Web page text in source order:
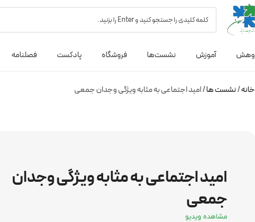
آموزش نشست‌ها فروشگاه پادکست فصلنامه
خانه نشست ها امید اجتماعی به مثابه ویژگی وجدان جمعی
امید اجتماعی به مثابه ویژگی وجدان
جمعی
مشاهده ویدیو